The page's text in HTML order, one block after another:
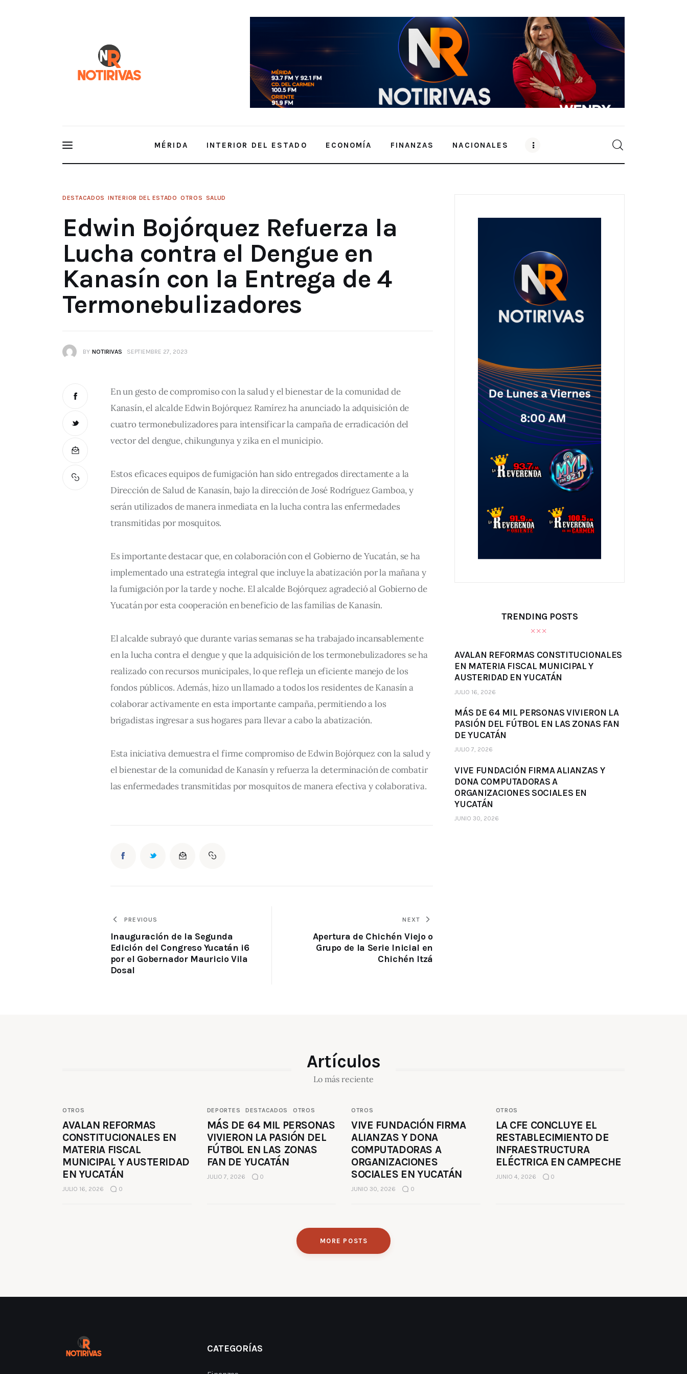
MÉRIDA INTERIOR DEL ESTADO ECONOMÍA FINANZAS NACIONALES
Edwin Bojórquez Refuerza la Lucha contra el Dengue en Kanasín con la Entrega de 4
DESTACADOS INTERIOR DEL ESTADO OTROS SALUD
Edwin Bojórquez Refuerza la
Lucha contra el Dengue en
Kanasín con la Entrega de 4
Termonebulizadores
BY NOTIRIVAS SEPTIEMBRE 27, 2023
En un gesto de compromiso con la salud y el bienestar de la comunidad de
Kanasín, el alcalde Edwin Bojórquez Ramírez ha anunciado la adquisición de
cuatro termonebulizadores para intensificar la campaña de erradicación del
vector del dengue, chikungunya y zika en el municipio.
Estos eficaces equipos de fumigación han sido entregados directamente a la
Dirección de Salud de Kanasín, bajo la dirección de José Rodríguez Gamboa, y
serán utilizados de manera inmediata en la lucha contra las enfermedades
transmitidas por mosquitos.
Es importante destacar que, en colaboración con el Gobierno de Yucatán, se ha
implementado una estrategia integral que incluye la abatización por la mañana y
la fumigación por la tarde y noche. El alcalde Bojórquez agradeció al Gobierno de
Yucatán por esta cooperación en beneficio de las familias de Kanasín.
El alcalde subrayó que durante varias semanas se ha trabajado incansablemente
en la lucha contra el dengue y que la adquisición de los termonebulizadores se ha
realizado con recursos municipales, lo que refleja un eficiente manejo de los
fondos públicos. Además, hizo un llamado a todos los residentes de Kanasín a
colaborar activamente en esta importante campaña, permitiendo a los
brigadistas ingresar a sus hogares para llevar a cabo la abatización.
Esta iniciativa demuestra el firme compromiso de Edwin Bojórquez con la salud y
el bienestar de la comunidad de Kanasín y refuerza la determinación de combatir
las enfermedades transmitidas por mosquitos de manera efectiva y colaborativa.
PREVIOUS
Inauguración de la Segunda
Edición del Congreso Yucatán i6
por el Gobernador Mauricio Vila
Dosal
NEXT
Apertura de Chichén Viejo o
Grupo de la Serie Inicial en
Chichén Itzá
TRENDING POSTS
AVALAN REFORMAS CONSTITUCIONALES
EN MATERIA FISCAL MUNICIPAL Y
AUSTERIDAD EN YUCATÁN
JULIO 16, 2026
MÁS DE 64 MIL PERSONAS VIVIERON LA
PASIÓN DEL FÚTBOL EN LAS ZONAS FAN
DE YUCATÁN
JULIO 7, 2026
VIVE FUNDACIÓN FIRMA ALIANZAS Y
DONA COMPUTADORAS A
ORGANIZACIONES SOCIALES EN
YUCATÁN
JUNIO 30, 2026
Artículos
Lo más reciente
OTROS
AVALAN REFORMAS
CONSTITUCIONALES EN
MATERIA FISCAL
MUNICIPAL Y AUSTERIDAD
EN YUCATÁN
JULIO 16, 2026 0
DEPORTES DESTACADOS OTROS
MÁS DE 64 MIL PERSONAS
VIVIERON LA PASIÓN DEL
FÚTBOL EN LAS ZONAS
FAN DE YUCATÁN
JULIO 7, 2026 0
OTROS
VIVE FUNDACIÓN FIRMA
ALIANZAS Y DONA
COMPUTADORAS A
ORGANIZACIONES
SOCIALES EN YUCATÁN
JUNIO 30, 2026 0
OTROS
LA CFE CONCLUYE EL
RESTABLECIMIENTO DE
INFRAESTRUCTURA
ELÉCTRICA EN CAMPECHE
JUNIO 4, 2026 0
MORE POSTS
CATEGORÍAS